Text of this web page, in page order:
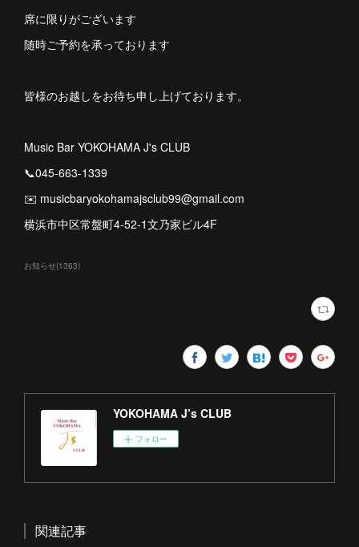
席に限りがございます
随時ご予約を承っております
皆様のお越しをお待ち申し上げております。
Music Bar YOKOHAMA J's CLUB
📞045-663-1339
✉️ musicbaryokohamajsclub99@gmail.com
横浜市中区常盤町4-52-1文乃家ビル4F
お知らせ(1363)
YOKOHAMA J’s CLUB
フォロー
関連記事